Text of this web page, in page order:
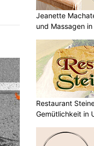
Jeanette
und Massagen
Restaurant
Gemütlichkeit in